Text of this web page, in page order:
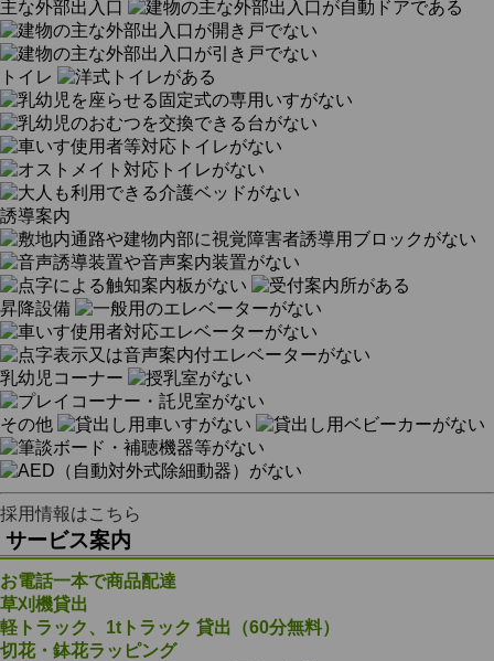
主な外部出入口
トイレ
誘導案内
昇降設備
乳幼児コーナー
その他
採用情報はこちら
サービス案内
お電話一本で商品配達
草刈機貸出
軽トラック、1tトラック 貸出（60分無料）
切花・鉢花ラッピング